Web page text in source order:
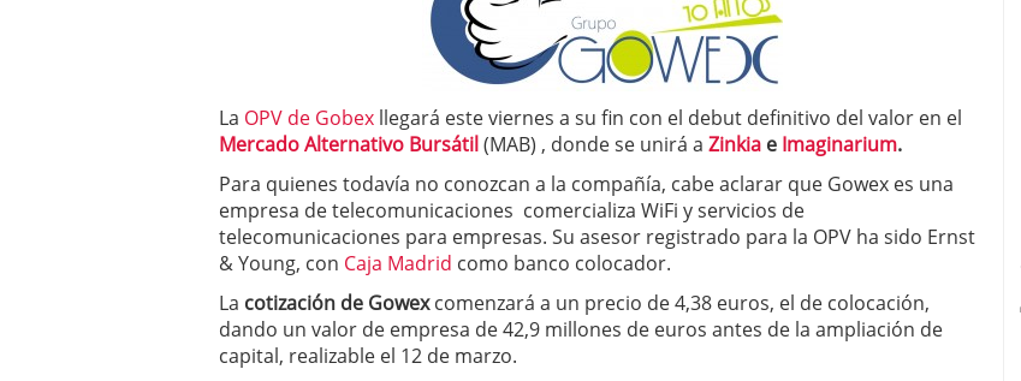
Comparativa Costes vs Agilidad: ¿Por qué el Préstamo Promotor privado
acelera la rentabilidad?
12 de diciembre de 2025
Meses sin intereses: Cómo aprovechar esta opción para gestionar tus
compras 24 de noviembre de 2025
Planificar tu herencia también es una decisión financiera: cómo anticiparte
a los costes 21 de noviembre de 2025
¿Cuánto cuesta un software punto de venta? 3 de octubre de 2025
La OPV de Gobex llegará este viernes a su fin con el debut definitivo del valor en el
Mercado Alternativo Bursátil(MAB) , donde se unirá a Zinkia e Imaginarium.
Para quienes todavía no conozcan a la compañía, cabe aclarar que Gowex es una
empresa de telecomunicaciones comercializa WiFi y servicios de
telecomunicaciones para empresas. Su asesor registrado para la OPV ha sido Ernst
& Young, con Caja Madrid como banco colocador.
La cotización de Gowexcomenzará a un precio de 4,38 euros, el de colocación,
dando un valor de empresa de 42,9 millones de euros antes de la ampliación de
capital, realizable el 12 de marzo.